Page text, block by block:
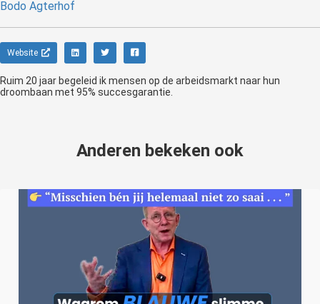
Bodo Agterhof
Website
Ruim 20 jaar begeleid ik mensen op de arbeidsmarkt naar hun
droombaan met 95% succesgarantie.
Anderen bekeken ook